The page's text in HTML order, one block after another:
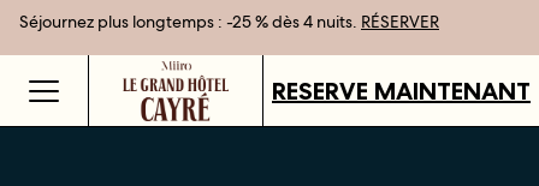
Séjournez plus longtemps : -25 % dès 4 nuits. RÉSERVER
Cartes cadeaux disponibles dans tous nos établissements.
Meilleur tarif garanti en réservant en direct
RESERVE MAINTENANT